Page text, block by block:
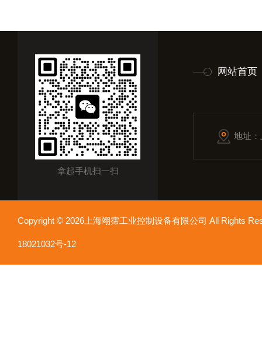
拿起手机扫一扫
网站首页
地址
Copyright © 2026上海翊霈工业控制设备有限公司 All Rights
18021032号-12